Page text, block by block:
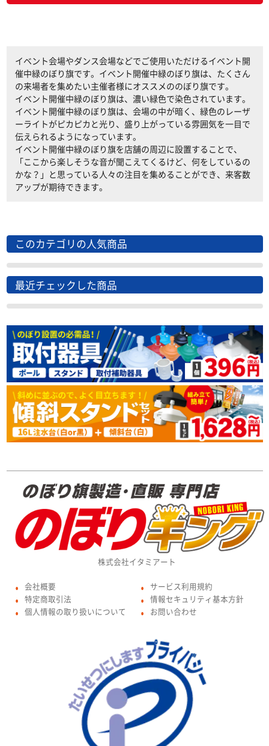
イベント会場やダンス会場などでご使用いただけるイベント開
催中緑のぼり旗です。イベント開催中緑のぼり旗は、たくさん
の来場者を集めたい主催者様にオススメののぼり旗です。
イベント開催中緑のぼり旗は、濃い緑色で染色されています。
イベント開催中緑のぼり旗は、会場の中が暗く、緑色のレーザ
ーライトがピカピカと光り、盛り上がっている雰囲気を一目で
伝えられるようになっています。
イベント開催中緑のぼり旗を店舗の周辺に設置することで、
「ここから楽しそうな音が聞こえてくるけど、何をしているの
かな？」と思っている人々の注目を集めることができ、来客数
アップが期待できます。
このカテゴリの人気商品
最近チェックした商品
株式会社イタミアート
● 会社概要
● 特定商取引法
● 個人情報の取り扱いについて
● サービス利用規約
● 情報セキュリティ基本方針
● お問い合わせ